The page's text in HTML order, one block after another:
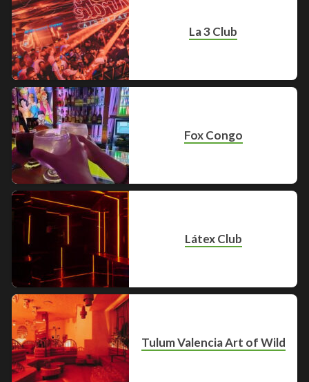
La 3 Club
Fox Congo
Látex Club
Tulum Valencia Art of Wild